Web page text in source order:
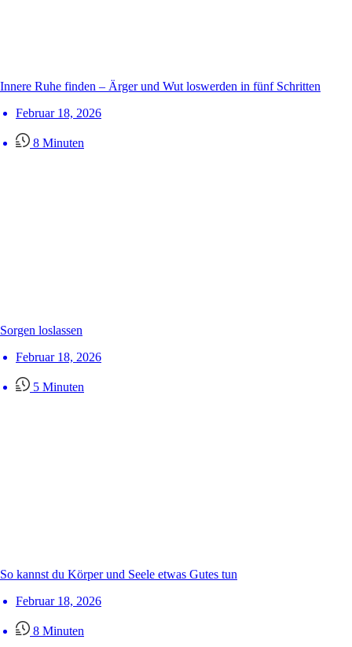
Innere Ruhe finden – Ärger und Wut loswerden in fünf Schritten
Februar 18, 2026
8 Minuten
Sorgen loslassen
Februar 18, 2026
5 Minuten
So kannst du Körper und Seele etwas Gutes tun
Februar 18, 2026
8 Minuten